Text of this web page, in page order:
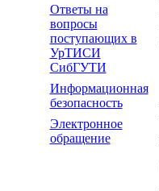
Ответы на
вопросы
поступающих в
УрТИСИ
СибГУТИ
Информационная
безопасность
Электронное
обращение